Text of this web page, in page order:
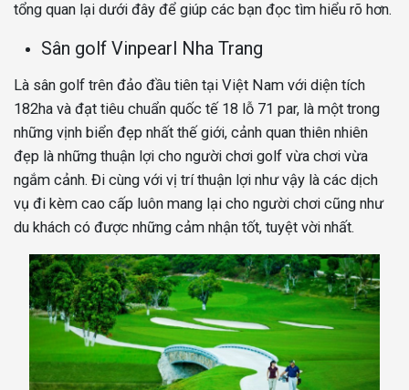
tổng quan lại dưới đây để giúp các bạn đọc tìm hiểu rõ hơn.
Sân golf Vinpearl Nha Trang
Là sân golf trên đảo đầu tiên tại Việt Nam với diện tích
182ha và đạt tiêu chuẩn quốc tế 18 lỗ 71 par, là một trong
những vịnh biển đẹp nhất thế giới, cảnh quan thiên nhiên
đẹp là những thuận lợi cho người chơi golf vừa chơi vừa
ngắm cảnh. Đi cùng với vị trí thuận lợi như vậy là các dịch
vụ đi kèm cao cấp luôn mang lại cho người chơi cũng như
du khách có được những cảm nhận tốt, tuyệt vời nhất.